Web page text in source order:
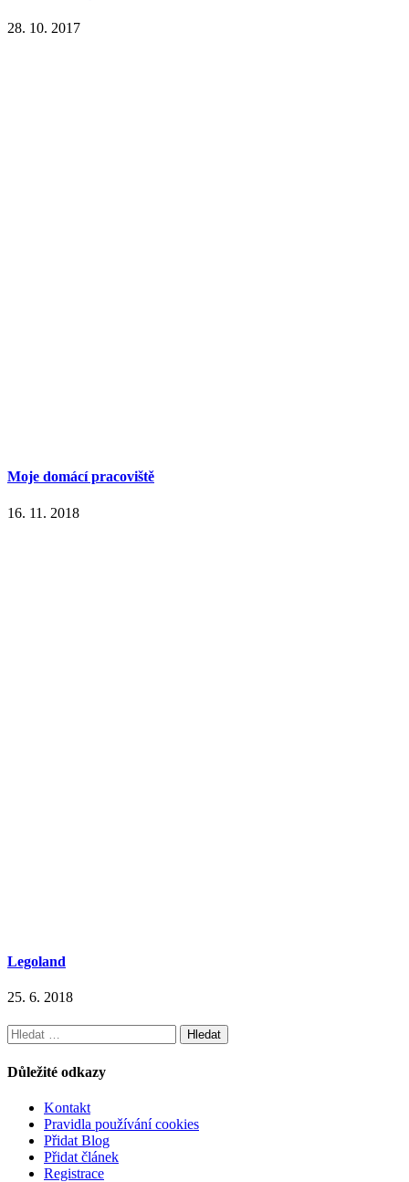
28. 10. 2017
Moje domácí pracoviště
16. 11. 2018
Legoland
25. 6. 2018
Vyhledávání
Důležité odkazy
Kontakt
Pravidla používání cookies
Přidat Blog
Přidat článek
Registrace